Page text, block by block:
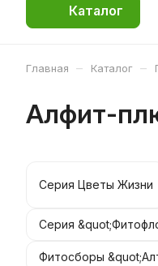
Каталог
Главная – Каталог –
Алфит-
Серия Цветы Жизни
Серия
Фитосборы